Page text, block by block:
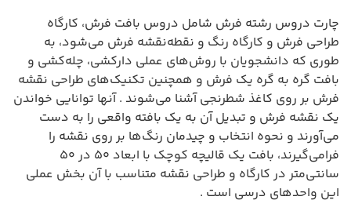
چارت دروس رشته فرش شامل دروس بافت فرش، کارگاه
طراحی فرش و کارگاه رنگ و نقطه‌نقشه فرش می‌شود، به
طوری که دانشجویان با روش‌های عملی دارکشی، چله‌کشی و
بافت گره به گره یک فرش و همچنین تکنیک‌های طراحی نقشه
فرش بر روی کاغذ شطرنجی آشنا می‌شوند . آنها توانایی خواندن
یک نقشه فرش و تبدیل آن به یک بافته واقعی را به دست
می‌آورند و نحوه انتخاب و چیدمان رنگ‌ها بر روی نقشه را
فرامی‌گیرند، بافت یک قالیچه کوچک با ابعاد ۵۰ در ۵۰
سانتی‌متر در کارگاه و طراحی نقشه متناسب با آن بخش عملی
این واحدهای درسی است .